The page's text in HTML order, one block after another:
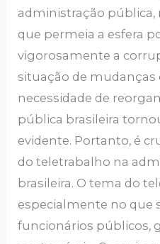
administração pública,
que permeia a esfera
vigorosamente a
situação de mudanças
necessidade de
pública brasileira
evidente. Portanto, é
do teletrabalho na
brasileira. O tema do
especialmente no que
funcionários públicos,